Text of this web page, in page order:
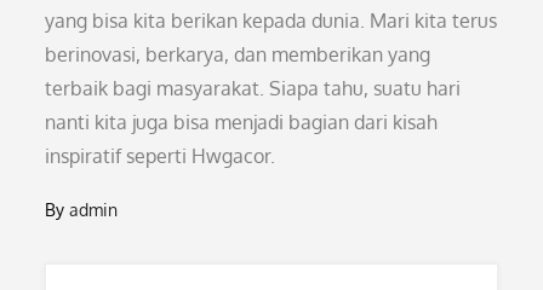
yang bisa kita berikan kepada dunia. Mari kita terus
berinovasi, berkarya, dan memberikan yang
terbaik bagi masyarakat. Siapa tahu, suatu hari
nanti kita juga bisa menjadi bagian dari kisah
inspiratif seperti Hwgacor.
Byadmin